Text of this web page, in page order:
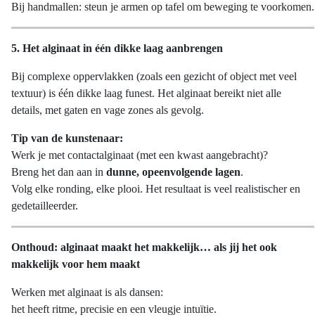
Bij handmallen: steun je armen op tafel om beweging te voorkomen.
5. Het alginaat in één dikke laag aanbrengen
Bij complexe oppervlakken (zoals een gezicht of object met veel
textuur) is één dikke laag funest. Het alginaat bereikt niet alle
details, met gaten en vage zones als gevolg.
Tip van de kunstenaar:
Werk je met contactalginaat (met een kwast aangebracht)?
Breng het dan aan in dunne, opeenvolgende lagen.
Volg elke ronding, elke plooi. Het resultaat is veel realistischer en
gedetailleerder.
Onthoud: alginaat maakt het makkelijk… als jij het ook
makkelijk voor hem maakt
Werken met alginaat is als dansen:
het heeft ritme, precisie en een vleugje intuïtie.